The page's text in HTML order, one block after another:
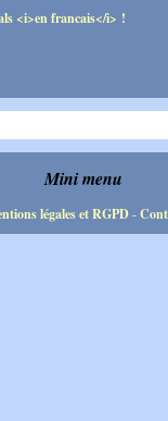
Mini menu
légales et RGPD-